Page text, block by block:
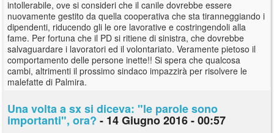
intollerabile, ove si consideri che il canile dovrebbe essere
nuovamente gestito da quella cooperativa che sta tiranneggiando i
dipendenti, riducendo gli le ore lavorative e costringendoli alla
fame. Per fortuna che il PD si ritiene di sinistra, che dovrebbe
salvaguardare i lavoratori ed il volontariato. Veramente pietoso il
comportamento delle persone inette!! Si spera che qualcosa
cambi, altrimenti il prossimo sindaco impazzirà per risolvere le
malefatte di Palmira.
Una volta a sx si diceva: "le parole sono
importanti", ora? - 14 Giugno 2016 - 00:57